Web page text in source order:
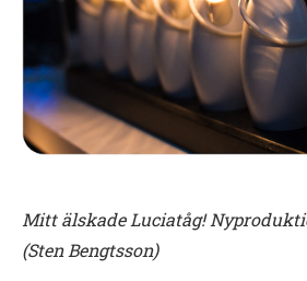
Mitt älskade Luciatåg!
(Sten Bengtsson)